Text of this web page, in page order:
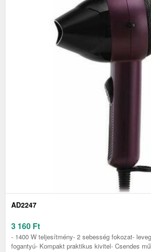
AD2247
3 160 Ft
- 1400 W teljesítmény- 2 sebesség fokozat-
fogantyú- Kompakt praktikus kivitel- Csendes